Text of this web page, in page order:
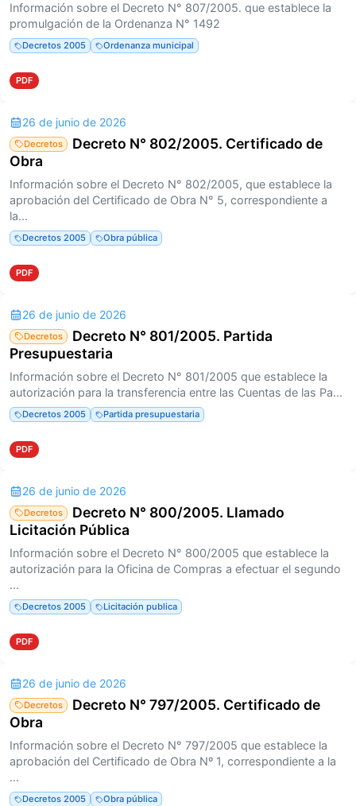
Información sobre el Decreto N° 807/2005. que establece la
promulgación de la Ordenanza N° 1492
Decretos 2005 Ordenanza municipal
PDF
26 de junio de 2026
Decretos
Decreto N° 802/2005. Certificado de
Obra
Información sobre el Decreto N° 802/2005, que establece la
aprobación del Certificado de Obra N° 5, correspondiente a
la...
Decretos 2005 Obra pública
PDF
26 de junio de 2026
Decretos
Decreto N° 801/2005. Partida
Presupuestaria
Información sobre el Decreto N° 801/2005 que establece la
autorización para la transferencia entre las Cuentas de las Pa...
Decretos 2005 Partida presupuestaria
PDF
26 de junio de 2026
Decretos
Decreto N° 800/2005. Llamado
Licitación Pública
Información sobre el Decreto N° 800/2005 que establece la
autorización para la Oficina de Compras a efectuar el segundo
...
Decretos 2005 Licitación publica
PDF
26 de junio de 2026
Decretos
Decreto N° 797/2005. Certificado de
Obra
Información sobre el Decreto N° 797/2005 que establece la
aprobación del Certificado de Obra Nº 1, correspondiente a la
...
Decretos 2005 Obra pública